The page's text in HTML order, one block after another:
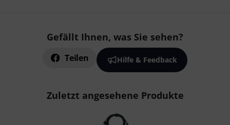
Gefällt Ihnen, was Sie sehen?
Teilen Hilfe & Feedback
Zuletzt angesehene Produkte